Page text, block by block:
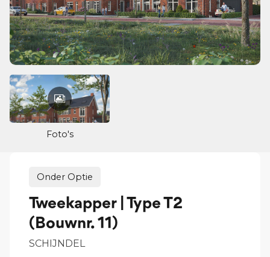
Foto's
Onder Optie
Tweekapper | Type T2
(Bouwnr. 11)
SCHIJNDEL